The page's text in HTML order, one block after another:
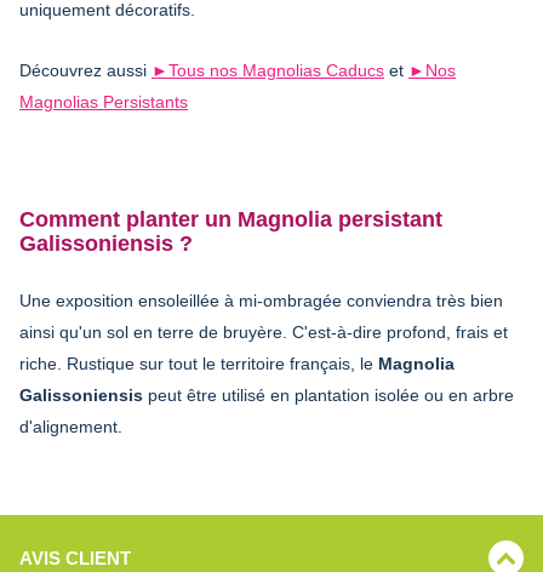
uniquement décoratifs.
Découvrez aussi ►Tous nos Magnolias Caducs et ►Nos
Magnolias Persistants
Comment planter un Magnolia persistant
Galissoniensis ?
Une exposition ensoleillée à mi-ombragée conviendra très bien
ainsi qu'un sol en terre de bruyère. C'est-à-dire profond, frais et
riche. Rustique sur tout le territoire français, le Magnolia
Galissoniensis peut être utilisé en plantation isolée ou en arbre
d'alignement.
AVIS CLIENT